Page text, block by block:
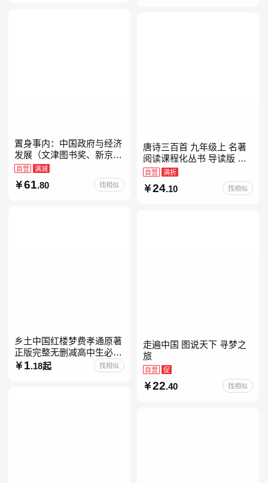
置身事内：中国政府与经济
发展（文津图书奖、新京报
年度通识写作获奖作品，罗
永浩、罗振宇、何帆、刘格
菘、张军、周黎安、王烁联
自营 满减
61 .80 找相似
唐诗三百首 九年级上 名著
阅读课程化丛书 导读版 人
民教育出版社
自营 满折
24.10 找相似
乡土中国红楼梦费孝通原著
正版完整无删减高中生必阅
读整本书阅读与检测研习高
一上册课外书籍白话文非人
1 .18起 找相似
走遍中国 图说天下 寻梦之
旅
自营 促
22.40 找相似